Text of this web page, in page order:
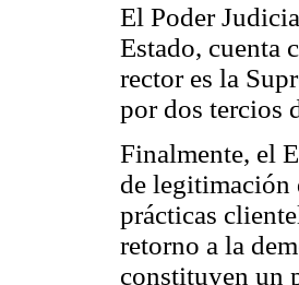
El Poder
Estado, cuenta
rector es la
por dos tercios
Finalmente, el
de legitimación
prácticas
retorno a la
constituyen un